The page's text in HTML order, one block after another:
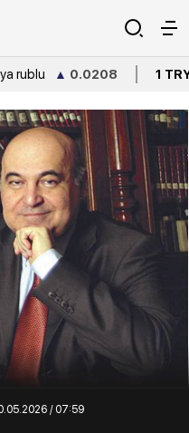
▲0.0208 1 TRY Türkiyə
/ 07:59